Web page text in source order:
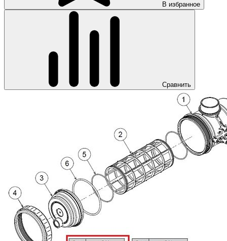
В избранное
Сравнить